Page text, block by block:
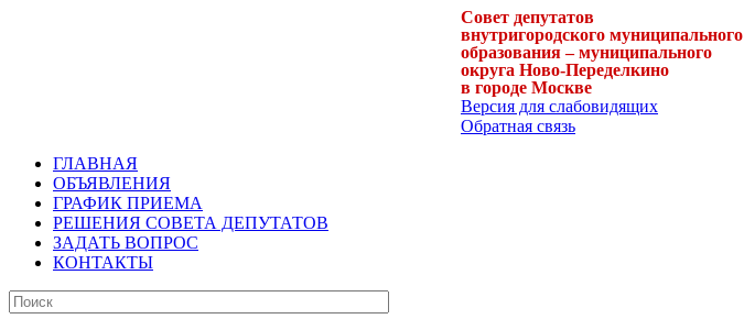
Совет депутатов
внутригородского муниципального
образования – муниципального
округа Ново-Переделкино
в городе Москве
Версия для слабовидящих
Обратная связь
ГЛАВНАЯ
ОБЪЯВЛЕНИЯ
ГРАФИК ПРИЕМА
РЕШЕНИЯ СОВЕТА ДЕПУТАТОВ
ЗАДАТЬ ВОПРОС
КОНТАКТЫ